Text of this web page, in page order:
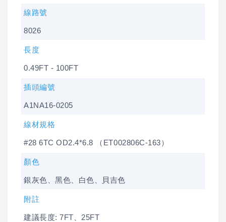
線路號
8026
長度
0.49FT - 100FT
插頭編號
A1NA16-0205
線材規格
#28 6TC OD2.4*6.8 （ET002806C-163）
顏色
銀灰色、黑色、白色、貝吉色
附註
建議長度: 7FT、25FT